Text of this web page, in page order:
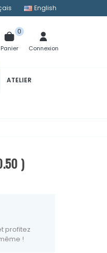
English
Panier
0
Connexion
ATELIER
)
profitez
!